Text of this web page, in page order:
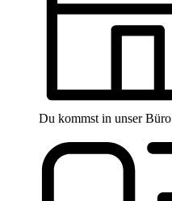
Du kommst in unser Büro